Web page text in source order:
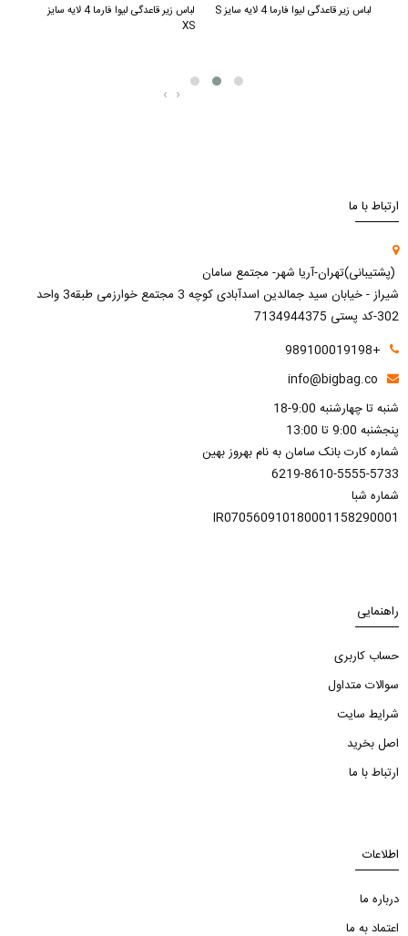
لباس زیر قاعدگی لیوا فارما 4 لایه سایز
XS
لباس زیر قاعدگی لیوا فارما 4 لایه سایز S
‹ ›
ارتباط با ما
(پشتیبانی)تهران-آریا شهر- مجتمع سامان
شیراز - خیابان سید جمالدین اسدآبادی کوچه 3 مجتمع خوارزمی طبقه3 واحد
302-کد پستی 7134944375
+989100019198
info@bigbag.co
شنبه تا چهارشنبه 9:00-18
پنجشنبه 9:00 تا 13:00
شماره کارت بانک سامان به نام بهروز بهین
6219-8610-5555-5733
شماره شبا
IR070560910180001158290001
راهنمایی
حساب کاربری
سوالات متداول
شرایط سایت
اصل بخرید
ارتباط با ما
اطلاعات
درباره ما
اعتماد به ما